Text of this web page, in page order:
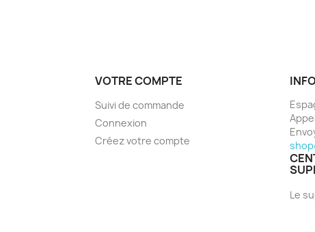
VOTRE COMPTE
Suivi de commande
Connexion
Créez votre compte
Le